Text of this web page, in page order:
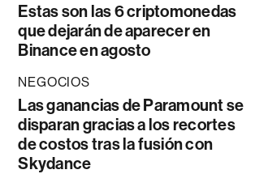
Estas son las 6 criptomonedas
que dejarán de aparecer en
Binance en agosto
NEGOCIOS
Las ganancias de Paramount se
disparan gracias a los recortes
de costos tras la fusión con
Skydance